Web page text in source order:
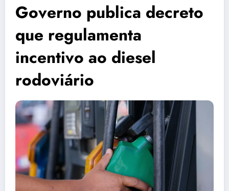
Governo publica decreto
que regulamenta
incentivo ao diesel
rodoviário